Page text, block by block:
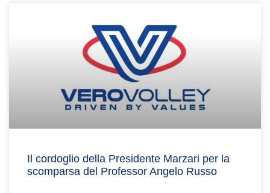
Il cordoglio della Presidente Marzari per la
scomparsa del Professor Angelo Russo